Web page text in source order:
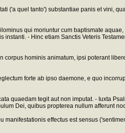
('a quel tanto') substantiae panis et vini,
qui moriuntur cum baptismate
- Hinc etiam Sanctis Veteris
hominis animatum, ipsi poterant
forte ab ipso daemone, e quo
quaedam tegit aut non imputat. - Iuxta
Dei, quibus propterea nullum afferunt
effectus est sensus